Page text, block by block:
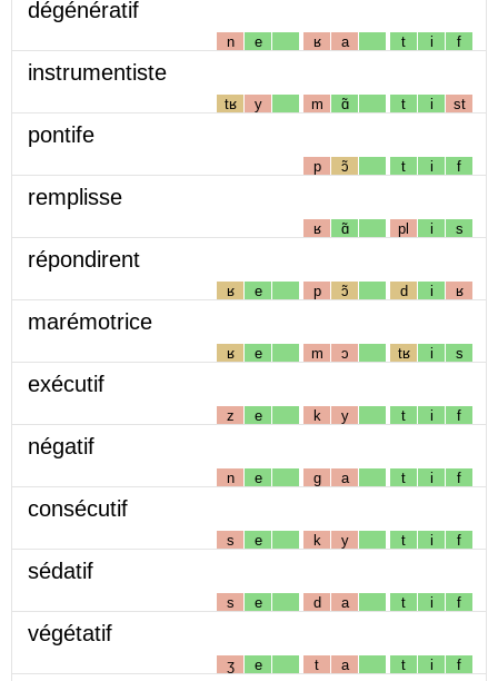
dégénératif
n e ʁ a t i f
instrumentiste
tʁ y m ɑ̃ t i st
pontife
p ɔ̃ t i f
remplisse
ʁ ɑ̃ pl i s
répondirent
ʁ e p ɔ̃ d i ʁ
marémotrice
ʁ e m ɔ tʁ i s
exécutif
z e k y t i f
négatif
n e g a t i f
consécutif
s e k y t i f
sédatif
s e d a t i f
végétatif
ʒ e t a t i f